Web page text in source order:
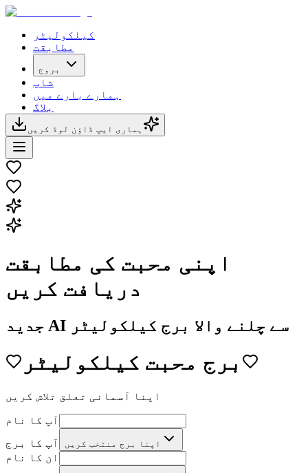
کیلکولیٹر
مطابقت
بروج
شاپ
ہمارے بارے میں
بلاگ
ہماری ایپ ڈاؤن لوڈ کریں
اپنی محبت کی مطابقت
دریافت کریں
جدید AI سے چلنے والا برج کیلکولیٹر
برج محبت کیلکولیٹر
اپنا آسمانی تعلق تلاش کریں
آپ کا نام
آپ کا برج
اپنا برج منتخب کریں
ان کا نام